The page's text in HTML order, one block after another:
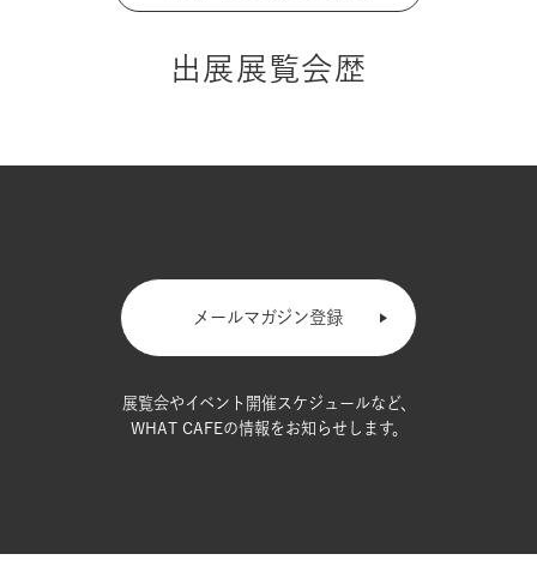
出展展覧会歴
メールマガジン登録
展覧会やイベント開催スケジュールなど、
WHAT CAFEの情報をお知らせします。